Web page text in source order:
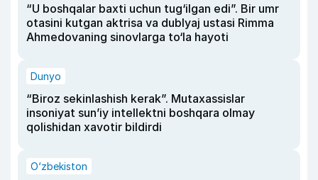
“U boshqalar baxti uchun tug‘ilgan edi”. Bir umr
otasini kutgan aktrisa va dublyaj ustasi Rimma
Ahmedovaning sinovlarga to‘la hayoti
Dunyo
“Biroz sekinlashish kerak”. Mutaxassislar
insoniyat sun’iy intellektni boshqara olmay
qolishidan xavotir bildirdi
O‘zbekiston